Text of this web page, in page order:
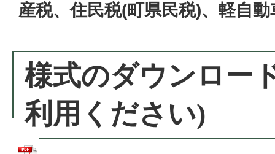
産税、住民税(町県民税)、軽自
様式のダウンロー
利用ください)